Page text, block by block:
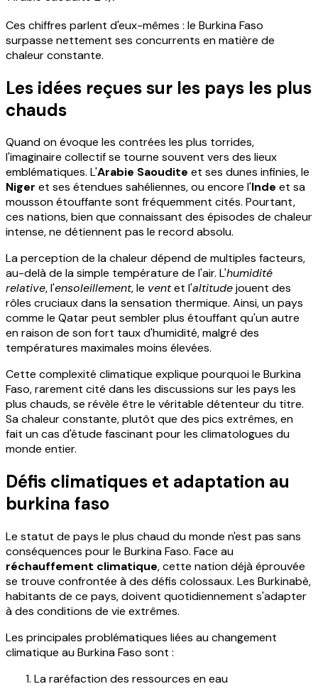
Ces chiffres parlent d'eux-mêmes : le Burkina Faso
surpasse nettement ses concurrents en matière de
chaleur constante.
Les idées reçues sur les pays les plus
chauds
Quand on évoque les contrées les plus torrides,
l'imaginaire collectif se tourne souvent vers des lieux
emblématiques. L'Arabie Saoudite et ses dunes infinies, le
Niger et ses étendues sahéliennes, ou encore l'Inde et sa
mousson étouffante sont fréquemment cités. Pourtant,
ces nations, bien que connaissant des épisodes de chaleur
intense, ne détiennent pas le record absolu.
La perception de la chaleur dépend de multiples facteurs,
au-delà de la simple température de l'air. L'humidité
relative, l'ensoleillement, le ventet l'altitudejouent des
rôles cruciaux dans la sensation thermique. Ainsi, un pays
comme le Qatar peut sembler plus étouffant qu'un autre
en raison de son fort taux d'humidité, malgré des
températures maximales moins élevées.
Cette complexité climatique explique pourquoi le Burkina
Faso, rarement cité dans les discussions sur les pays les
plus chauds, se révèle être le véritable détenteur du titre.
Sa chaleur constante, plutôt que des pics extrêmes, en
fait un cas d'étude fascinant pour les climatologues du
monde entier.
Défis climatiques et adaptation au
burkina faso
Le statut de pays le plus chaud du monde n'est pas sans
conséquences pour le Burkina Faso. Face au
réchauffement climatique, cette nation déjà éprouvée
se trouve confrontée à des défis colossaux. Les Burkinabè,
habitants de ce pays, doivent quotidiennement s'adapter
à des conditions de vie extrêmes.
Les principales problématiques liées au changement
climatique au Burkina Faso sont :
La raréfaction des ressources en eau